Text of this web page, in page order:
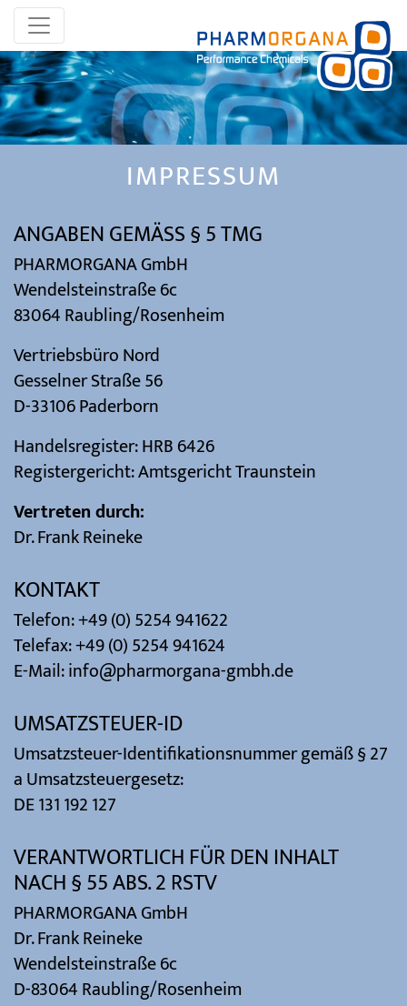
IMPRESSUM
ANGABEN GEMÄSS § 5 TMG
PHARMORGANA GmbH
Wendelsteinstraße 6c
83064 Raubling/Rosenheim
Vertriebsbüro Nord
Gesselner Straße 56
D-33106 Paderborn
Handelsregister: HRB 6426
Registergericht: Amtsgericht Traunstein
Vertreten durch:
Dr. Frank Reineke
KONTAKT
Telefon: +49 (0) 5254 941622
Telefax: +49 (0) 5254 941624
E-Mail: info@pharmorgana-gmbh.de
UMSATZSTEUER-ID
Umsatzsteuer-Identifikationsnummer gemäß § 27
a Umsatzsteuergesetz:
DE 131 192 127
VERANTWORTLICH FÜR DEN INHALT
NACH § 55 ABS. 2 RSTV
PHARMORGANA GmbH
Dr. Frank Reineke
Wendelsteinstraße 6c
D-83064 Raubling/Rosenheim